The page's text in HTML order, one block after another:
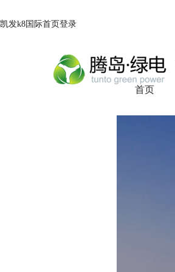
凯发k8国际首页登录
首页